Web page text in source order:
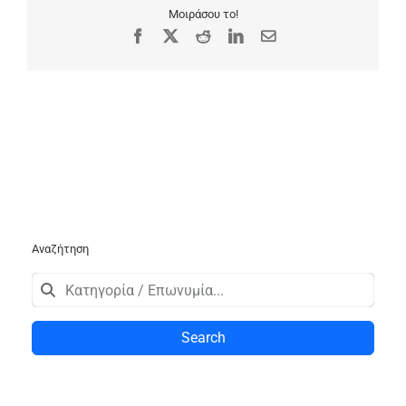
Μοιράσου το!
Facebook RedditLinkedIn
Email
Αναζήτηση
Search